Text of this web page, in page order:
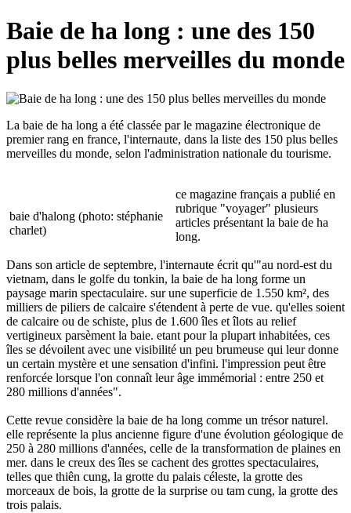
Baie de ha long : une des 150
plus belles merveilles du monde
La baie de ha long a été classée par le magazine électronique de
premier rang en france, l'internaute, dans la liste des 150 plus belles
merveilles du monde, selon l'administration nationale du tourisme.
baie d'halong (photo: stéphanie
charlet)
ce magazine français a publié en
rubrique "voyager" plusieurs
articles présentant la baie de ha
long.
Dans son article de septembre, l'internaute écrit qu'"au nord-est du
vietnam, dans le golfe du tonkin, la baie de ha long forme un
paysage marin spectaculaire. sur une superficie de 1.550 km², des
milliers de piliers de calcaire s'étendent à perte de vue. qu'elles soient
de calcaire ou de schiste, plus de 1.600 îles et îlots au relief
vertigineux parsèment la baie. etant pour la plupart inhabitées, ces
îles se dévoilent avec une visibilité un peu brumeuse qui leur donne
un certain mystère et une sensation d'infini. l'impression peut être
renforcée lorsque l'on connaît leur âge immémorial : entre 250 et
280 millions d'années".
Cette revue considère la baie de ha long comme un trésor naturel.
elle représente la plus ancienne figure d'une évolution géologique de
250 à 280 millions d'années, celle de la transformation de plaines en
mer. dans le creux des îles se cachent des grottes spectaculaires,
telles que thiên cung, la grotte du palais céleste, la grotte des
morceaux de bois, la grotte de la surprise ou tam cung, la grotte des
trois palais.